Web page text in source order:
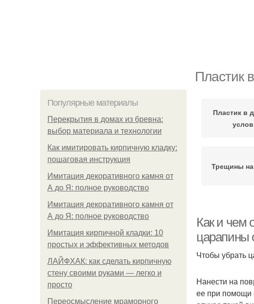
Пластик
Популярные материалы
Перекрытия в домах из бревна:
выбор материала и технологии
Как имитировать кирпичную кладку:
пошаговая инструкция
Имитация декоративного камня от
А до Я: полное руководство
Имитация декоративного камня от
А до Я: полное руководство
Имитация кирпичной кладки: 10
простых и эффективных методов
ЛАЙФХАК: как сделать кирпичную
стену своими руками — легко и
просто
Переосмысление мраморного
Пластик в
Трещины на
Как и чем
царапины
Чтобы убрать
Нанести на
ее при помощи